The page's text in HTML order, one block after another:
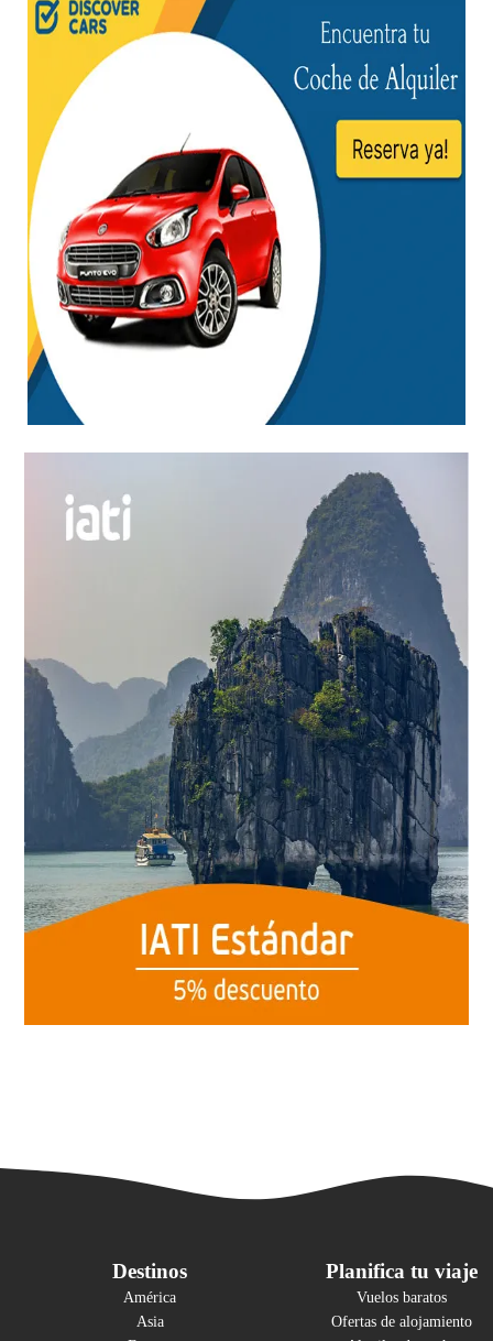
Destinos
América
Asia
Planifica tu viaje
Vuelos baratos
Ofertas de alojamiento